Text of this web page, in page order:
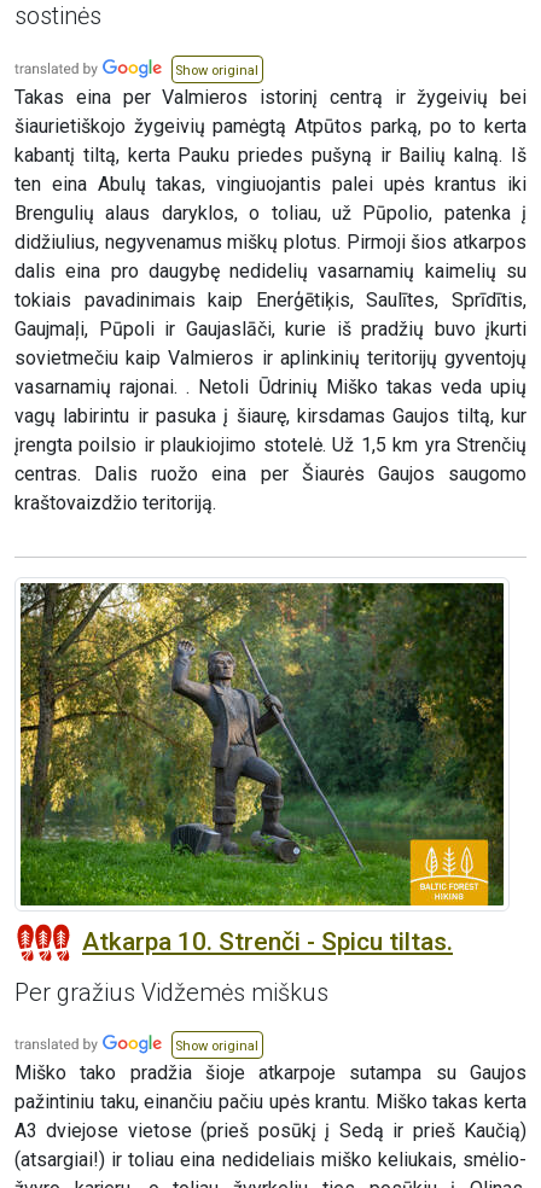
sostinės
Show original
Takas eina per Valmieros istorinį centrą ir žygeivių bei
šiaurietiškojo žygeivių pamėgtą Atpūtos parką, po to kerta
kabantį tiltą, kerta Pauku priedes pušyną ir Bailių kalną. Iš
ten eina Abulų takas, vingiuojantis palei upės krantus iki
Brengulių alaus daryklos, o toliau, už Pūpolio, patenka į
didžiulius, negyvenamus miškų plotus. Pirmoji šios atkarpos
dalis eina pro daugybę nedidelių vasarnamių kaimelių su
tokiais pavadinimais kaip Enerģētiķis, Saulītes, Sprīdītis,
Gaujmaļi, Pūpoli ir Gaujaslāči, kurie iš pradžių buvo įkurti
sovietmečiu kaip Valmieros ir aplinkinių teritorijų gyventojų
vasarnamių rajonai. . Netoli Ūdrinių Miško takas veda upių
vagų labirintu ir pasuka į šiaurę, kirsdamas Gaujos tiltą, kur
įrengta poilsio ir plaukiojimo stotelė. Už 1,5 km yra Strenčių
centras. Dalis ruožo eina per Šiaurės Gaujos saugomo
kraštovaizdžio teritoriją.
Atkarpa 10. Strenči - Spicu tiltas.
Per gražius Vidžemės miškus
Show original
Miško tako pradžia šioje atkarpoje sutampa su Gaujos
pažintiniu taku, einančiu pačiu upės krantu. Miško takas kerta
A3 dviejose vietose (prieš posūkį į Sedą ir prieš Kaučią)
(atsargiai!) ir toliau eina nedideliais miško keliukais, smėlio-